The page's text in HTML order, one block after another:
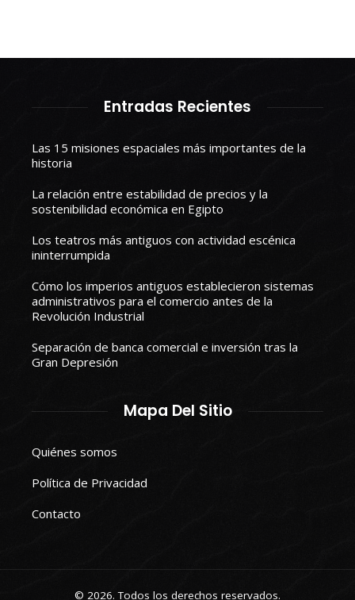
Entradas Recientes
Las 15 misiones espaciales más importantes de la
historia
La relación entre estabilidad de precios y la
sostenibilidad económica en Egipto
Los teatros más antiguos con actividad escénica
ininterrumpida
Cómo los imperios antiguos establecieron sistemas
administrativos para el comercio antes de la
Revolución Industrial
Separación de banca comercial e inversión tras la
Gran Depresión
Mapa Del Sitio
Quiénes somos
Política de Privacidad
Contacto
© 2026. Todos los derechos reservados.